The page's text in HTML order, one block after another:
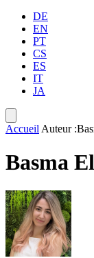
DE
EN
PT
CS
ES
IT
JA
Accueil Auteur
Basma